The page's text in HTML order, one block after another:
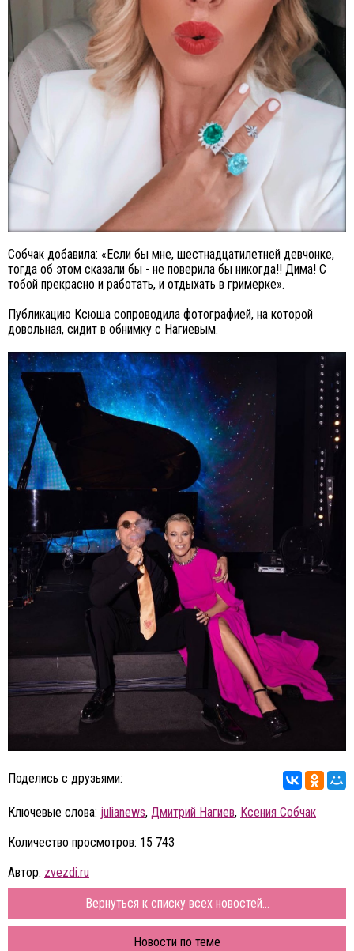
Собчак добавила: «Если бы мне, шестнадцатилетней девчонке,
тогда об этом сказали бы - не поверила бы никогда!! Дима! С
тобой прекрасно и работать, и отдыхать в гримерке».
Публикацию Ксюша сопроводила фотографией, на которой
довольная, сидит в обнимку с Нагиевым.
Поделись с друзьями:
Ключевые слова: julianews, Дмитрий Нагиев, Ксения Собчак
Количество просмотров: 15 743
Автор: zvezdi.ru
Вернуться к списку всех новостей...
Новости по теме